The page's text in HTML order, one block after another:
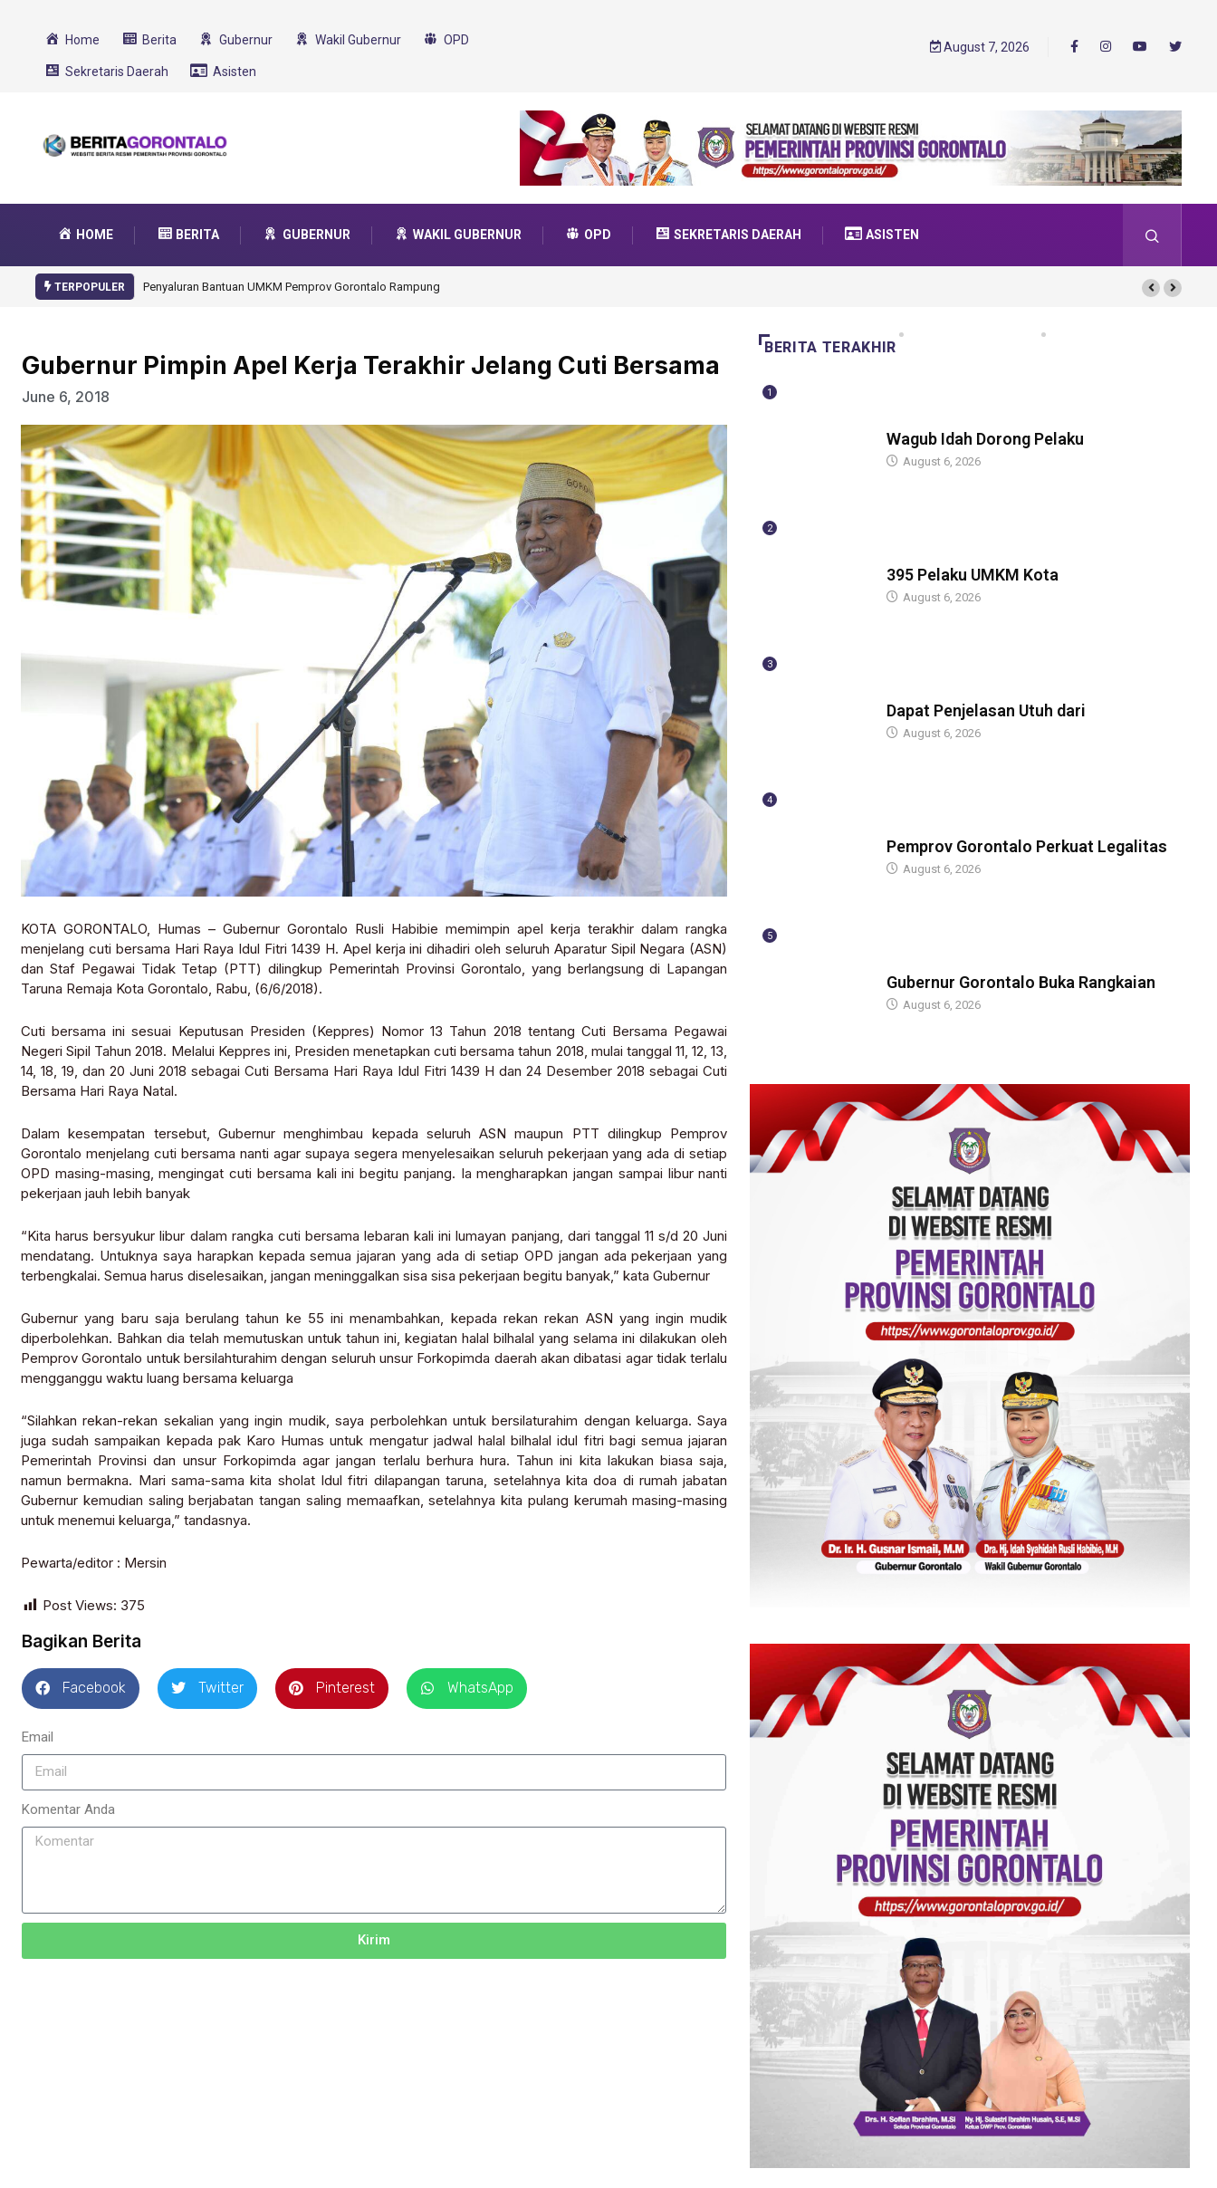
Home Berita Gubernur Wakil Gubernur OPD
Sekretaris Daerah Asisten
August 7, 2026
HOME BERITA GUBERNUR WAKIL GUBERNUR OPD SEKRETARIS DAERAH ASISTEN
TERPOPULER Gorontalo Ikut Dukung Program SMA Unggul Garuda Transformasi 2025
Gubernur Pimpin Apel Kerja Terakhir Jelang Cuti Bersama
June 6, 2018
KOTA GORONTALO, Humas – Gubernur Gorontalo Rusli Habibie memimpin apel kerja terakhir dalam rangka
menjelang cuti bersama Hari Raya Idul Fitri 1439 H. Apel kerja ini dihadiri oleh seluruh Aparatur Sipil Negara (ASN)
dan Staf Pegawai Tidak Tetap (PTT) dilingkup Pemerintah Provinsi Gorontalo, yang berlangsung di Lapangan
Taruna Remaja Kota Gorontalo, Rabu, (6/6/2018).
Cuti bersama ini sesuai Keputusan Presiden (Keppres) Nomor 13 Tahun 2018 tentang Cuti Bersama Pegawai
Negeri Sipil Tahun 2018. Melalui Keppres ini, Presiden menetapkan cuti bersama tahun 2018, mulai tanggal 11, 12, 13,
14, 18, 19, dan 20 Juni 2018 sebagai Cuti Bersama Hari Raya Idul Fitri 1439 H dan 24 Desember 2018 sebagai Cuti
Bersama Hari Raya Natal.
Dalam kesempatan tersebut, Gubernur menghimbau kepada seluruh ASN maupun PTT dilingkup Pemprov
Gorontalo menjelang cuti bersama nanti agar supaya segera menyelesaikan seluruh pekerjaan yang ada di setiap
OPD masing-masing, mengingat cuti bersama kali ini begitu panjang. Ia mengharapkan jangan sampai libur nanti
pekerjaan jauh lebih banyak
“Kita harus bersyukur libur dalam rangka cuti bersama lebaran kali ini lumayan panjang, dari tanggal 11 s/d 20 Juni
mendatang. Untuknya saya harapkan kepada semua jajaran yang ada di setiap OPD jangan ada pekerjaan yang
terbengkalai. Semua harus diselesaikan, jangan meninggalkan sisa sisa pekerjaan begitu banyak,” kata Gubernur
Gubernur yang baru saja berulang tahun ke 55 ini menambahkan, kepada rekan rekan ASN yang ingin mudik
diperbolehkan. Bahkan dia telah memutuskan untuk tahun ini, kegiatan halal bilhalal yang selama ini dilakukan oleh
Pemprov Gorontalo untuk bersilahturahim dengan seluruh unsur Forkopimda daerah akan dibatasi agar tidak terlalu
mengganggu waktu luang bersama keluarga
“Silahkan rekan-rekan sekalian yang ingin mudik, saya perbolehkan untuk bersilaturahim dengan keluarga. Saya
juga sudah sampaikan kepada pak Karo Humas untuk mengatur jadwal halal bilhalal idul fitri bagi semua jajaran
Pemerintah Provinsi dan unsur Forkopimda agar jangan terlalu berhura hura. Tahun ini kita lakukan biasa saja,
namun bermakna. Mari sama-sama kita sholat Idul fitri dilapangan taruna, setelahnya kita doa di rumah jabatan
Gubernur kemudian saling berjabatan tangan saling memaafkan, setelahnya kita pulang kerumah masing-masing
untuk menemui keluarga,” tandasnya.
Pewarta/editor : Mersin
Post Views: 375
Bagikan Berita
Facebook Twitter Pinterest WhatsApp
Email
Komentar Anda
Kirim
BERITA TERAKHIR
1
Wagub Idah Dorong Pelaku
August 6, 2026
2
395 Pelaku UMKM Kota
August 6, 2026
3
Dapat Penjelasan Utuh dari
August 6, 2026
4
Pemprov Gorontalo Perkuat Legalitas
August 6, 2026
5
Gubernur Gorontalo Buka Rangkaian
August 6, 2026